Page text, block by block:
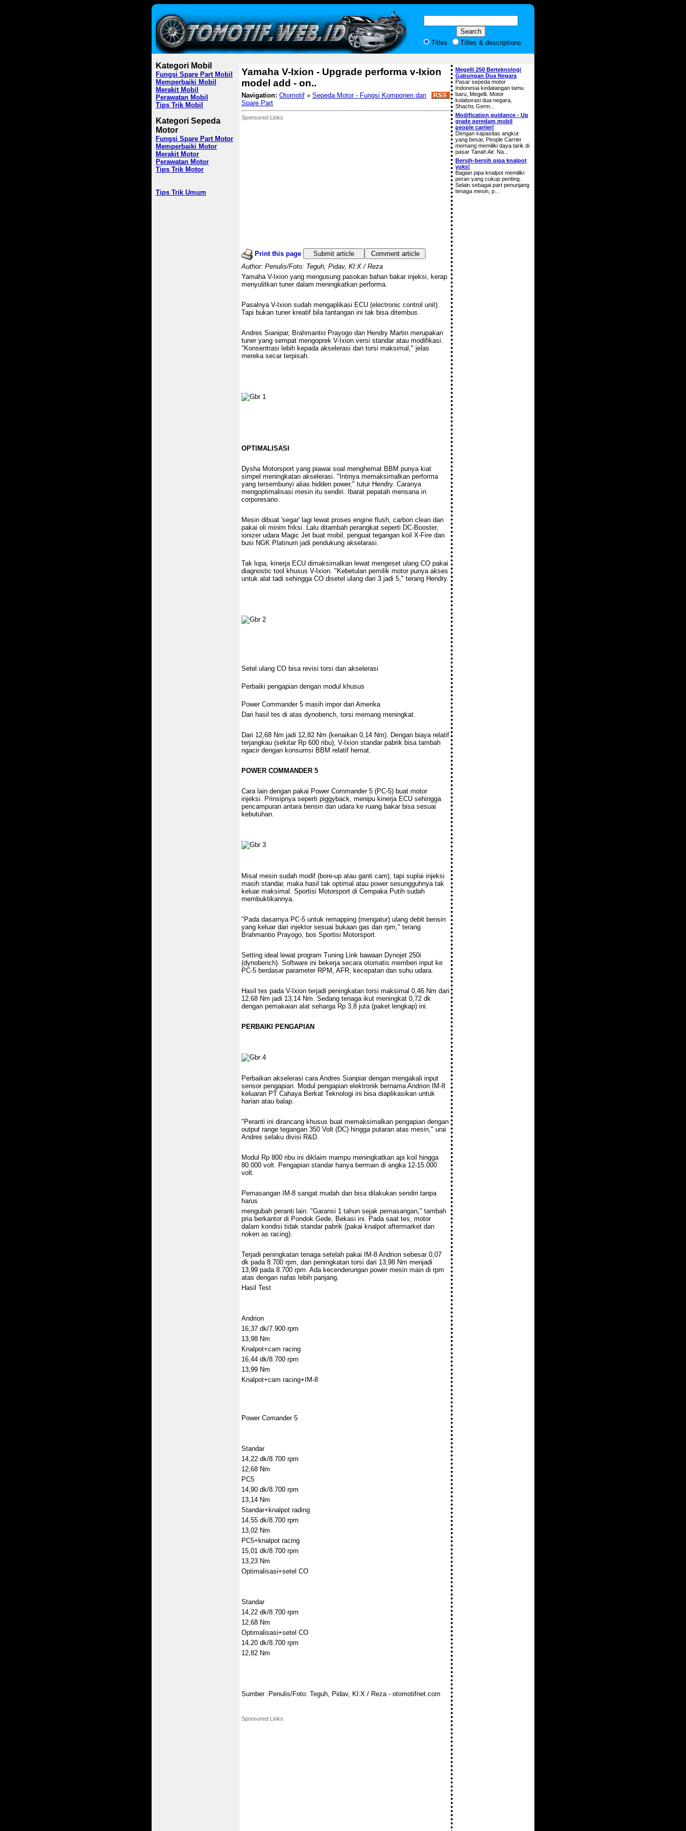
Titles Titles & descriptions
Kategori Mobil
Fungsi Spare Part Mobil
Memperbaiki Mobil
Merakit Mobil
Perawatan Mobil
Tips Trik Mobil
Kategori Sepeda
Motor
Fungsi Spare Part Motor
Memperbaiki Motor
Merakit Motor
Perawatan Motor
Tips Trik Motor
Tips Trik Umum
Yamaha V-Ixion - Upgrade performa v-Ixion
model add - on..
Navigation: Otomotif » Sepeda Motor - Fungsi Komponen dan
Spare Part
Sponsored Links
Print this page Submit article
Comment article
Author: Penulis/Foto: Teguh, Pidav, Kl:X / Reza
Yamaha V-Ixion yang mengusung pasokan bahan bakar injeksi, kerap
menyulitkan tuner dalam meningkatkan performa.
Pasalnya V-Ixion sudah mengaplikasi ECU (electronic control unit).
Tapi bukan tuner kreatif bila tantangan ini tak bisa ditembus.
Andres Sianipar, Brahmantio Prayogo dan Hendry Martin merupakan
tuner yang sempat mengoprek V-Ixion versi standar atau modifikasi.
"Konsentrasi lebih kepada akselerasi dan torsi maksimal," jelas
mereka secar terpisah.
OPTIMALISASI
Dysha Motorsport yang piawai soal menghemat BBM punya kiat
simpel meningkatan akselerasi. "Intinya memaksimalkan performa
yang tersembunyi alias hidden power," tutur Hendry. Caranya
mengoptimalisasi mesin itu sendiri. Ibarat pepatah mensana in
corporesano.
Mesin dibuat 'segar' lagi lewat proses engine flush, carbon clean dan
pakai oli minim friksi. Lalu ditambah perangkat seperti DC-Booster,
ionizer udara Magic Jet buat mobil, penguat tegangan koil X-Fire dan
busi NGK Platinum jadi pendukung akselarasi.
Tak lupa, kinerja ECU dimaksimalkan lewat mengeset ulang CO pakai
diagnostic tool khusus V-Ixion. "Kebetulan pemilik motor punya akses
untuk alat tadi sehingga CO disetel ulang dari 3 jadi 5," terang Hendry.
Setel ulang CO bisa revisi torsi dan akselerasi
Perbaiki pengapian dengan modul khusus
Power Commander 5 masih impor dari Amerika
Dari hasil tes di atas dynobench, torsi memang meningkat.
Dari 12,68 Nm jadi 12,82 Nm (kenaikan 0,14 Nm). Dengan biaya relatif
terjangkau (sekitar Rp 600 ribu), V-Ixion standar pabrik bisa tambah
ngacir dengan konsumsi BBM relatif hemat.
POWER COMMANDER 5
Cara lain dengan pakai Power Commander 5 (PC-5) buat motor
injeksi. Prinsipnya seperti piggyback, menipu kinerja ECU sehingga
pencampuran antara bensin dan udara ke ruang bakar bisa sesuai
kebutuhan.
Misal mesin sudah modif (bore-up atau ganti cam), tapi suplai injeksi
masih standar, maka hasil tak optimal atau power sesungguhnya tak
keluar maksimal. Sportisi Motorsport di Cempaka Putih sudah
membuktikannya.
"Pada dasarnya PC-5 untuk remapping (mengatur) ulang debit bensin
yang keluar dari injektor sesuai bukaan gas dan rpm," terang
Brahmantio Prayogo, bos Sportisi Motorsport.
Setting ideal lewat program Tuning Link bawaan Dynojet 250i
(dynobench). Software ini bekerja secara otomatis memberi input ke
PC-5 berdasar parameter RPM, AFR, kecepatan dan suhu udara.
Hasil tes pada V-Ixion terjadi peningkatan torsi maksimal 0,46 Nm dari
12,68 Nm jadi 13,14 Nm. Sedang tenaga ikut meningkat 0,72 dk
dengan pemakaian alat seharga Rp 3,8 juta (paket lengkap) ini.
PERBAIKI PENGAPIAN
Perbaikan akselerasi cara Andres Sianpiar dengan mengakali input
sensor pengapian. Modul pengapian elektronik bernama Andrion IM-8
keluaran PT Cahaya Berkat Teknologi ini bisa diaplikasikan untuk
harian atau balap.
"Peranti ini dirancang khusus buat memaksimalkan pengapian dengan
output range tegangan 350 Volt (DC) hingga putaran atas mesin," urai
Andres selaku divisi R&D.
Modul Rp 800 ribu ini diklaim mampu meningkatkan api koil hingga
80.000 volt. Pengapian standar hanya bermain di angka 12-15.000
volt.
Pemasangan IM-8 sangat mudah dan bisa dilakukan sendiri tanpa
harus
mengubah peranti lain. "Garansi 1 tahun sejak pemasangan," tambah
pria berkantor di Pondok Gede, Bekasi ini. Pada saat tes, motor
dalam kondisi tidak standar pabrik (pakai knalpot aftermarket dan
noken as racing).
Terjadi peningkatan tenaga setelah pakai IM-8 Andrion sebesar 0,07
dk pada 8.700 rpm, dan peningkatan torsi dari 13,98 Nm menjadi
13,99 pada 8.700 rpm. Ada kecenderungan power mesin main di rpm
atas dengan nafas lebih panjang.
Hasil Test
Andrion
16,37 dk/7.900 rpm
13,98 Nm
Knalpot+cam racing
16,44 dk/8.700 rpm
13,99 Nm
Knalpot+cam racing+IM-8
Power Comander 5
Standar
14,22 dk/8.700 rpm
12,68 Nm
PC5
14,90 dk/8.700 rpm
13,14 Nm
Standar+knalpot rading
14,55 dk/8.700 rpm
13,02 Nm
PC5+knalpot racing
15,01 dk/8.700 rpm
13,23 Nm
Optimalisasi+setel CO
Standar
14,22 dk/8.700 rpm
12,68 Nm
Optimalisasi+setel CO
14,20 dk/8.700 rpm
12,82 Nm
Sumber :Penulis/Foto: Teguh, Pidav, Kl:X / Reza - otomotifnet.com
Sponsored Links
Megelli 250 Berteknologi
Gabungan Dua Negara
Pasar sepeda motor
Indonesia kedatangan tamu
baru, Megelli. Motor
kolaborasi dua negara,
Shachs Germ...
Modification guidance - Up
grade peredam mobil
people carrier!
Dengan kapasitas angkut
yang besar, People Carrier
memang memiliki daya tarik di
pasar Tanah Air. Na...
Bersih-bersih pipa knalpot
yuks!
Bagian pipa knalpot memiliki
peran yang cukup penting.
Selain sebagai part penunjang
tenaga mesin, p...